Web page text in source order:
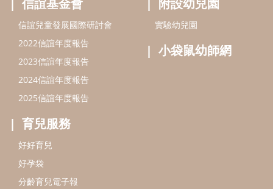
好孕袋
分齡育兒電子報
線上教養諮詢
出版服務
信誼基金出版社
閱讀推廣
Bookstart閱讀起步走
信誼幼兒文學獎
信誼兒童動畫獎